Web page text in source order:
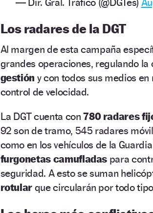
Los radares de la DGT
Al margen de esta campaña
grandes operaciones, regulando
gestión y con todos sus medios
control de velocidad.
La DGT cuenta con780 radares
92 son de tramo, 545 radares
como en los vehículos de la
furgonetas camufladas para
seguridad. A esto se suman
rotular que circularán por todo